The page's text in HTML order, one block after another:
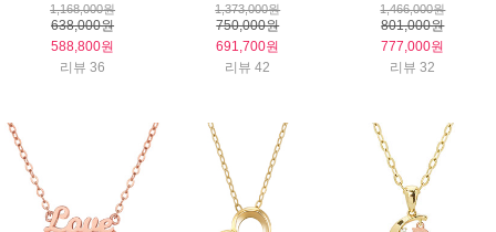
1,168,000원
638,000원
588,800원
리뷰 36
1,373,000원
750,000원
691,700원
리뷰 42
1,466,000원
801,000원
777,000원
리뷰 32